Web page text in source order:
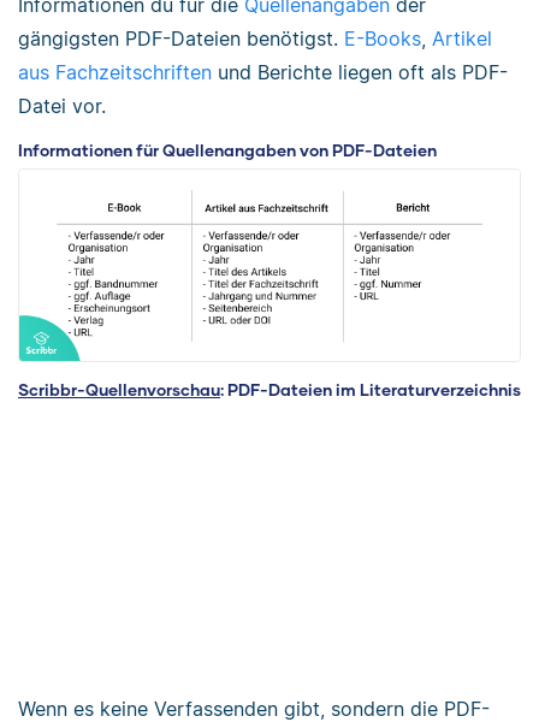
Informationen du für die Quellenangaben der
gängigsten PDF-Dateien benötigst. E-Books, Artikel
aus Fachzeitschriften und Berichte liegen oft als PDF-
Datei vor.
Informationen für Quellenangaben von PDF-Dateien
Scribbr-Quellenvorschau: PDF-Dateien im Literaturverzeichnis
Wenn es keine Verfassenden gibt, sondern die PDF-